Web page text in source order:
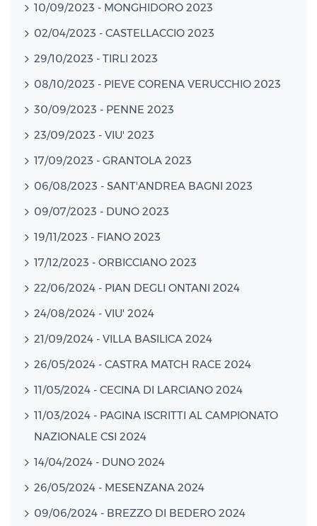
10/09/2023 - MONGHIDORO 2023
02/04/2023 - CASTELLACCIO 2023
29/10/2023 - TIRLI 2023
08/10/2023 - PIEVE CORENA VERUCCHIO 2023
30/09/2023 - PENNE 2023
23/09/2023 - VIU' 2023
17/09/2023 - GRANTOLA 2023
06/08/2023 - SANT'ANDREA BAGNI 2023
09/07/2023 - DUNO 2023
19/11/2023 - FIANO 2023
17/12/2023 - ORBICCIANO 2023
22/06/2024 - PIAN DEGLI ONTANI 2024
24/08/2024 - VIU' 2024
21/09/2024 - VILLA BASILICA 2024
26/05/2024 - CASTRA MATCH RACE 2024
11/05/2024 - CECINA DI LARCIANO 2024
11/03/2024 - PAGINA ISCRITTI AL CAMPIONATO
NAZIONALE CSI 2024
14/04/2024 - DUNO 2024
26/05/2024 - MESENZANA 2024
09/06/2024 - BREZZO DI BEDERO 2024